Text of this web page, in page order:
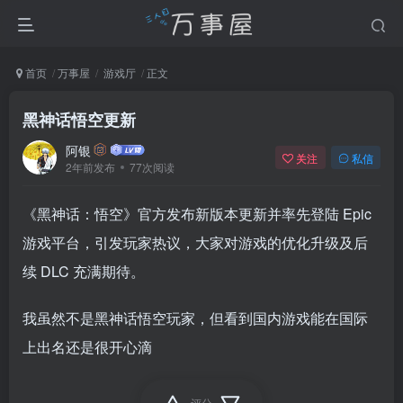
首页 万事屋 游戏厅 正文
黑神话悟空更新
阿银
2年前发布 77次阅读
关注 私信
《黑神话：悟空》官方发布新版本更新并率先登陆 Epic
游戏平台，引发玩家热议，大家对游戏的优化升级及后
续 DLC 充满期待。
我虽然不是黑神话悟空玩家，但看到国内游戏能在国际
上出名还是很开心滴